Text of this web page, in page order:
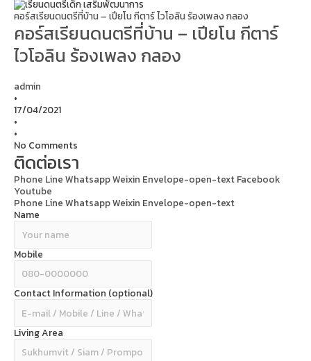
คอร์สเรียนดนตรีที่บ้าน – เปียโน กีตาร์ ไวโอลิน ร้องเพลง กลอง
คอร์สเรียนดนตรีที่บ้าน – เปียโน กีตาร์
ไวโอลิน ร้องเพลง กลอง
admin
•
17/04/2021
•
•
No Comments
ติดต่อเรา
Phone Line WhatsappWeixin Envelope-open-text Facebook
Youtube
Phone Line WhatsappWeixin Envelope-open-text
Name
Mobile
Contact Information (optional)
Living Area